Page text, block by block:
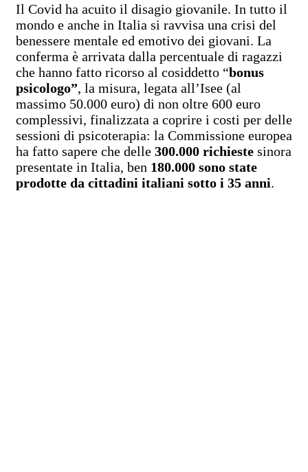
Il Covid ha acuito il disagio giovanile. In tutto il
mondo e anche in Italia si ravvisa una crisi del
benessere mentale ed emotivo dei giovani. La
conferma è arrivata dalla percentuale di ragazzi
che hanno fatto ricorso al cosiddetto “bonus
psicologo”, la misura, legata all’Isee (al
massimo 50.000 euro) di non oltre 600 euro
complessivi, finalizzata a coprire i costi per delle
sessioni di psicoterapia: la Commissione europea
ha fatto sapere che delle 300.000 richieste sinora
presentate in Italia, ben 180.000 sono state
prodotte da cittadini italiani sotto i 35 anni.